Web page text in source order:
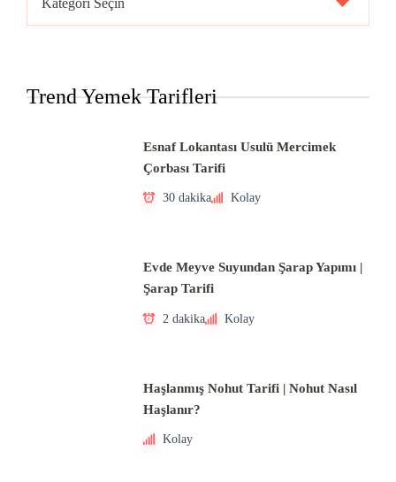
Trend Yemek Tarifleri
Esnaf Lokantası Usulü Mercimek
Çorbası Tarifi
30 dakika Kolay
Evde Meyve Suyundan Şarap Yapımı |
Şarap Tarifi
2 dakika Kolay
Haşlanmış Nohut Tarifi | Nohut Nasıl
Haşlanır?
Kolay